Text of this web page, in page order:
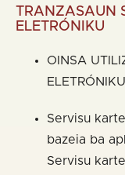
TRANZASAUN
ELETRÓNIKU
OINSA
Servisu
bazeia ba
Servisu